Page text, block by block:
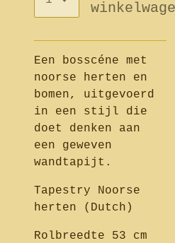
Een bosscéne met
noorse herten en
bomen, uitgevoerd
in een stijl die
doet denken aan
een geweven
wandtapijt.
Tapestry Noorse
herten (Dutch)
Rolbreedte 53 cm